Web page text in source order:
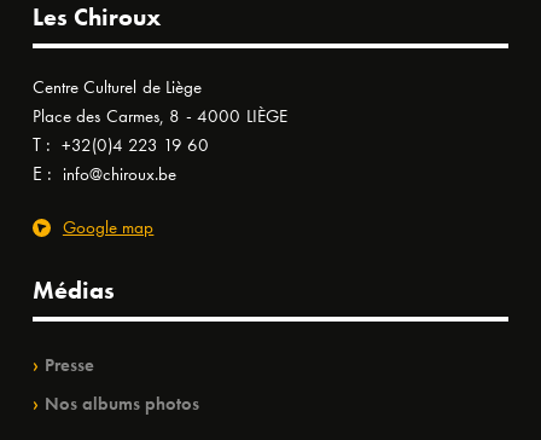
Les Chiroux
Centre Culturel de Liège
Place des Carmes, 8 - 4000 LIÈGE
T : +32(0)4 223 19 60
E : info@chiroux.be
Google map
Médias
Presse
Nos albums photos